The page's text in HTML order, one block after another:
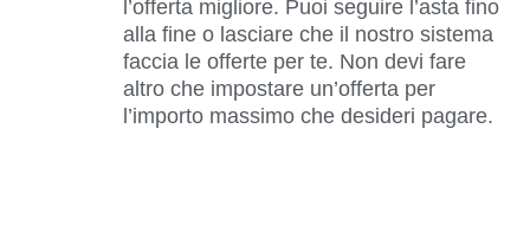
l’offerta migliore. Puoi seguire l’asta fino
alla fine o lasciare che il nostro sistema
faccia le offerte per te. Non devi fare
altro che impostare un’offerta per
l’importo massimo che desideri pagare.